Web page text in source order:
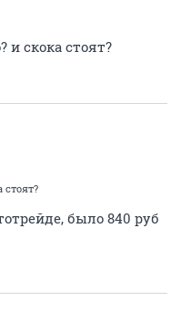
и скока стоят?
было 840 руб